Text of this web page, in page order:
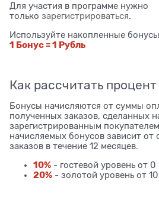
Для участия в программе нужно
только зарегистрироваться
Используйте накопленные
1 Бонус = 1 Рубль
Как рассчитать
Бонусы начисляются от суммы
полученных заказов, сделанных
зарегистрированным
начисляемых бонусов зависит
заказов в течение 12 месяцев.
10% - гостевой уровень от 0
20% - золотой уровень от